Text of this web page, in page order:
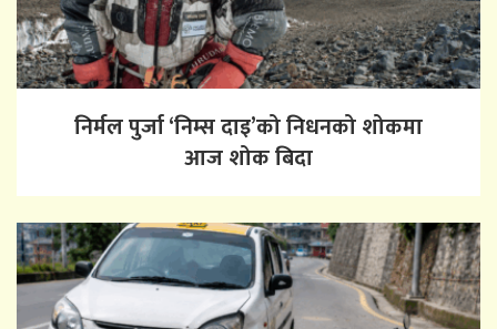
निर्मल पुर्जा ‘निम्स दाइ’को निधनको शोकमा
आज शोक बिदा